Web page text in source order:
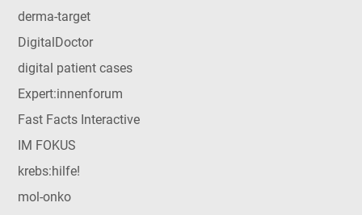
derma-target
DigitalDoctor
digital patient cases
Expert:innenforum
Fast Facts Interactive
IM FOKUS
krebs:hilfe!
mol-onko